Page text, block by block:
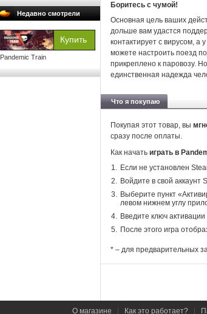
Недавно смотрели
Pandemic Train
Боритесь с чумой!
Основная цель ваших
дольше вам удастся
контактирует с вирусом,
можете настроить поезд
прикреплено к паровозу.
единственная надежда
Что я покупаю
Покупая этот товар, вы
сразу после оплаты.
Как начать играть в
Если не установлен
Войдите в свой аккаунт
Выберите пункт
левом нижнем углу
Введите ключ
После этого игра
* – для предварительных
О магазине Как это работает?